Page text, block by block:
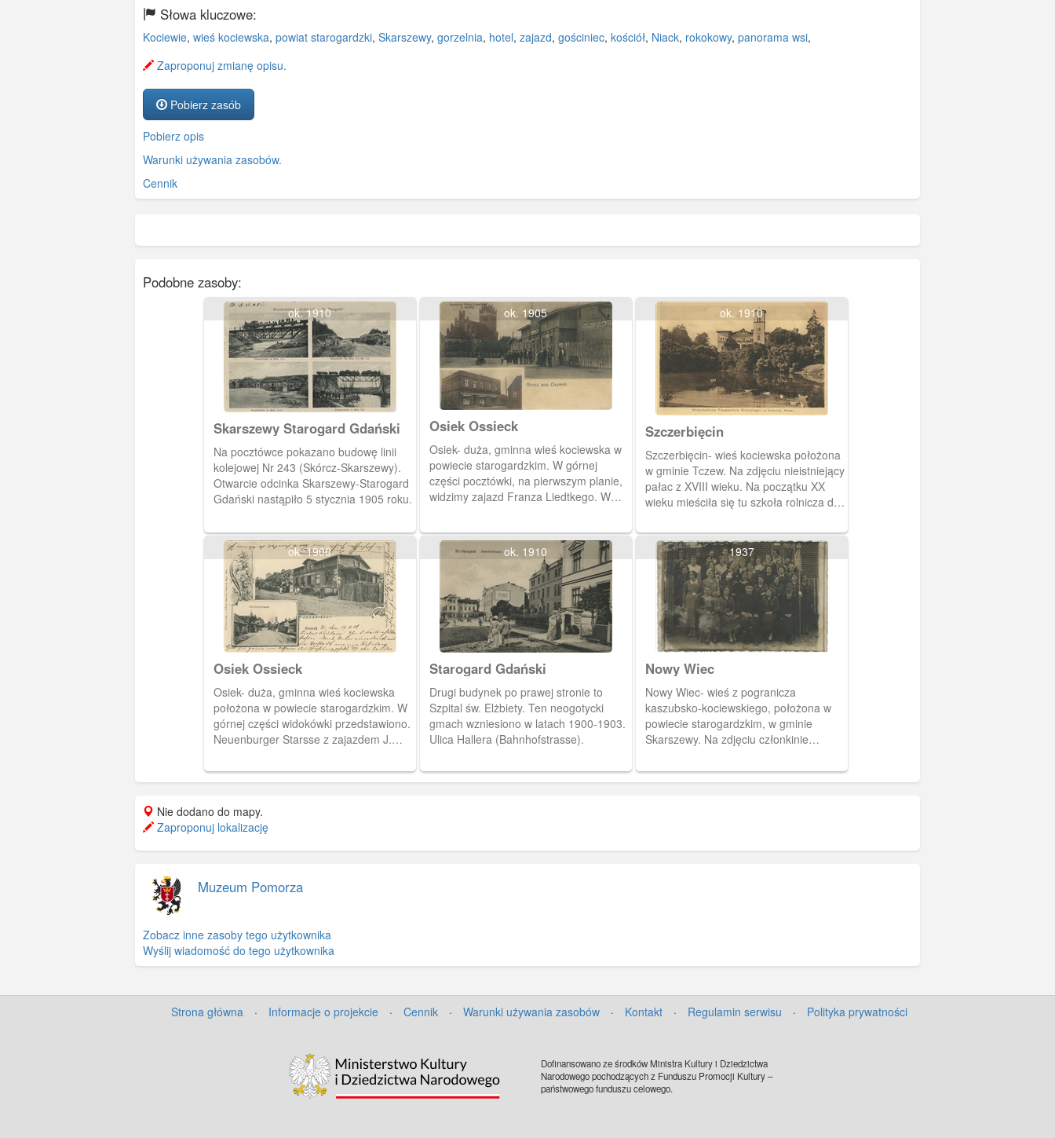
Słowa kluczowe:
Kociewie, wieś kociewska, powiat starogardzki, Skarszewy, gorzelnia, hotel, zajazd, gościniec, kościół, Niack, rokokowy, panorama wsi,
Zaproponuj zmianę opisu.
Pobierz zasób
Pobierz opis
Warunki używania zasobów.
Cennik
Podobne zasoby:
ok. 1910
Skarszewy Starogard Gdański
Na pocztówce pokazano budowę linii
kolejowej Nr 243 (Skórcz-Skarszewy).
Otwarcie odcinka Skarszewy-Starogard
Gdański nastąpiło 5 stycznia 1905 roku.
ok. 1905
Osiek Ossieck
Osiek- duża, gminna wieś kociewska w
powiecie starogardzkim. W górnej
części pocztówki, na pierwszym planie,
widzimy zajazd Franza Liedtkego. W
Przechowywane są w nim relikwie św.
Wojciecha. W lewym, dolnym rogu
widokówki- sklep Kupiec-
Consumverein.
ok. 1910
Szczerbięcin
Szczerbięcin- wieś kociewska położona
w gminie Tczew. Na zdjęciu nieistniejący
pałac z XVIII wieku. Na początku XX
wieku mieściła się tu szkoła rolnicza dla
ok. 1900
Osiek Ossieck
Osiek- duża, gminna wieś kociewska
położona w powiecie starogardzkim. W
górnej części widokówki przedstawiono.
Neuenburger Starsse z zajazdem J.
(Kirchenstrasse) z widocznym w oddali
neogotyckim kościołem p.w. św. Rocha.
ok. 1910
Starogard Gdański
Drugi budynek po prawej stronie to
Szpital św. Elżbiety. Ten neogotycki
gmach wzniesiono w latach 1900-1903.
Ulica Hallera (Bahnhofstrasse).
1937
Nowy Wiec
Nowy Wiec- wieś z pogranicza
kaszubsko-kociewskiego, położona w
powiecie starogardzkim, w gminie
Skarszewy. Na zdjęciu członkinie
Żeńskiej z tej miejscowości.
Nie dodano do mapy.
Zaproponuj lokalizację
Muzeum Pomorza
Zobacz inne zasoby tego użytkownika
Wyślij wiadomość do tego użytkownika
Strona główna · Informacje o projekcie · Cennik · Warunki używania zasobów · Kontakt · Regulamin serwisu · Polityka prywatności
Dofinansowano ze środków Ministra Kultury i Dziedzictwa
Narodowego pochodzących z Funduszu Promocji Kultury –
państwowego funduszu celowego.